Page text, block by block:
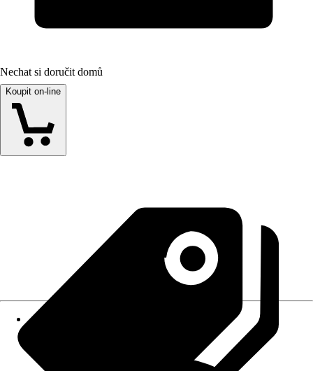
Nechat si doručit domů
Koupit on-line